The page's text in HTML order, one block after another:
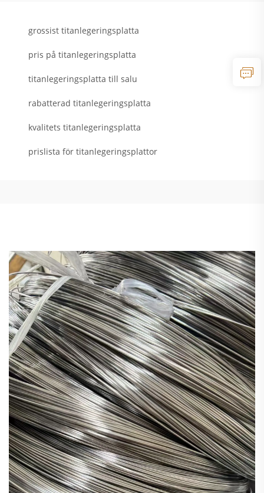
grossist titanlegeringsplatta
pris på titanlegeringsplatta
titanlegeringsplatta till salu
rabatterad titanlegeringsplatta
kvalitets titanlegeringsplatta
prislista för titanlegeringsplattor